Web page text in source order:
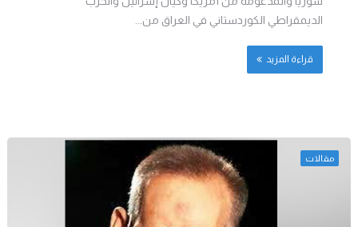
الديمقراطي الكوردستاني في العراق من...
قراءة المزيد
مقالات